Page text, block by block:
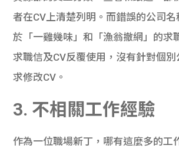
者在CV上清楚列明。而錯誤的公司
於「一雞幾味」和「漁翁撤網」的求
求職信及CV反覆使用，沒有針對個
求修改CV。
3. 不相關工作經驗
作為一位職場新丁，哪有這麼多的工